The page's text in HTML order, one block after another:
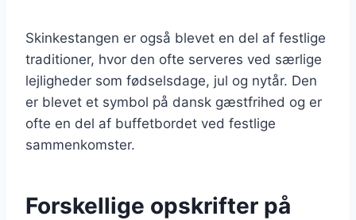
Skinkestangen er også blevet en del af festlige
traditioner, hvor den ofte serveres ved særlige
lejligheder som fødselsdage, jul og nytår. Den
er blevet et symbol på dansk gæstfrihed og er
ofte en del af buffetbordet ved festlige
sammenkomster.
Forskellige opskrifter på